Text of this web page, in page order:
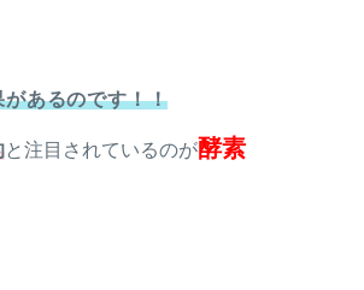
あるのです！！
と注目されているのが酵素